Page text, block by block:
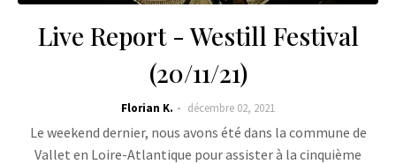
Live Report - Westill Festival
(20/11/21)
Florian K. décembre 02, 2021
Le weekend dernier, nous avons été dans la commune de
Vallet en Loire-Atlantique pour assister à la cinquième